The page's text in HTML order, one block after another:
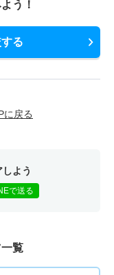
う！
る
に戻る
よう
で送る
覧